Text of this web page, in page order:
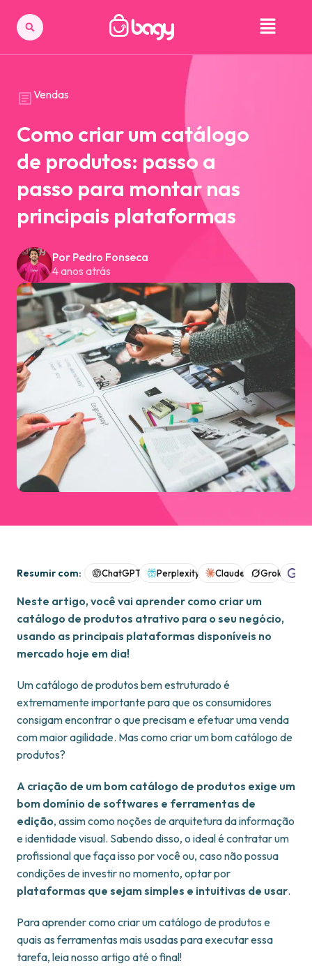
Vendas
Como criar um catálogo
de produtos: passo a
passo para montar nas
principais plataformas
Por Pedro Fonseca
4 anos atrás
Resumir com: ChatGPT Perplexity Claude Grok
Neste artigo, você vai aprender como criar um
catálogo de produtos atrativo para o seu negócio,
usando as principais plataformas disponíveis no
mercado hoje em dia!
Um catálogo de produtos bem estruturado é
extremamente importante para que os consumidores
consigam encontrar o que precisam e efetuar uma venda
com maior agilidade. Mas como criar um bom catálogo de
produtos?
A criação de um bom catálogo de produtos exige um
bom domínio de softwares e ferramentas de
edição, assim como noções de arquitetura da informação
e identidade visual. Sabendo disso, o ideal é contratar um
profissional que faça isso por você ou, caso não possua
condições de investir no momento, optar por
plataformas que sejam simples e intuitivas de usar.
Para aprender como criar um catálogo de produtos e
quais as ferramentas mais usadas para executar essa
tarefa, leia nosso artigo até o final!